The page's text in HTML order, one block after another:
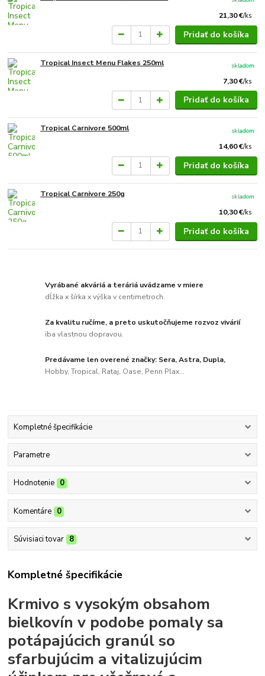
21,30 €/ks
Pridať do košíka
Tropical Insect Menu Flakes 250ml
7,30 €/ks
skladom
Pridať do košíka
Tropical Carnivore 500ml
14,60 €/ks
skladom
Pridať do košíka
Tropical Carnivore 250g
10,30 €/ks
skladom
Pridať do košíka
Vyrábané akváriá a teráriá uvádzame v miere
dĺžka x šírka x výška v centimetroch.
Za kvalitu ručíme, a preto uskutočňujeme rozvoz vivárií
iba vlastnou dopravou.
Predávame len overené značky: Sera, Astra, Dupla,
Hobby, Tropical, Rataj, Oase, Penn Plax...
Kompletné špecifikácie
Parametre
Hodnotenie 0
Komentáre 0
Súvisiaci tovar 8
Kompletné špecifikácie
Krmivo s vysokým obsahom
bielkovín v podobe pomaly sa
potápajúcich granúl so
sfarbujúcim a vitalizujúcim